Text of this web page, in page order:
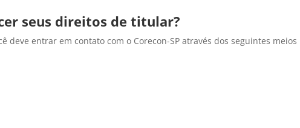
seus direitos de titular?
deve entrar em contato com o Corecon-SP através dos seguintes meios